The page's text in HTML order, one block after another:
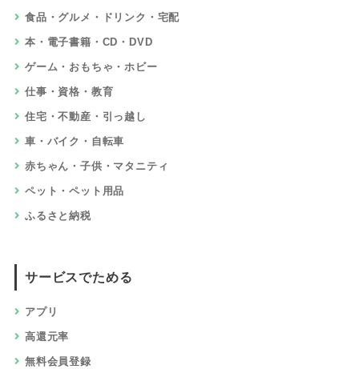
食品・グルメ・ドリンク・宅配
本・電子書籍・CD・DVD
ゲーム・おもちゃ・ホビー
仕事・資格・教育
住宅・不動産・引っ越し
車・バイク・自転車
赤ちゃん・子供・マタニティ
ペット・ペット用品
ふるさと納税
サービスでためる
アプリ
高還元率
無料会員登録